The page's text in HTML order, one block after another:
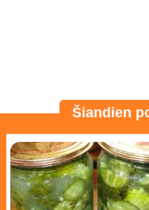
Šiandien